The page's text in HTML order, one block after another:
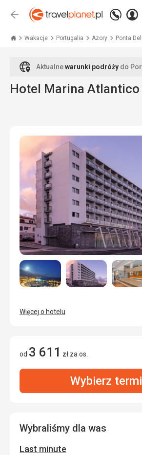
Wstecz
+48
771
Wakacje Portugalia Azory Ponta
Aktualnewarunki podróży do
Hotel Marina Atlantico
Więcej o hotelu
od 3 611 zł za os.
Wybierz
Wybraliśmy dla was
Last minute